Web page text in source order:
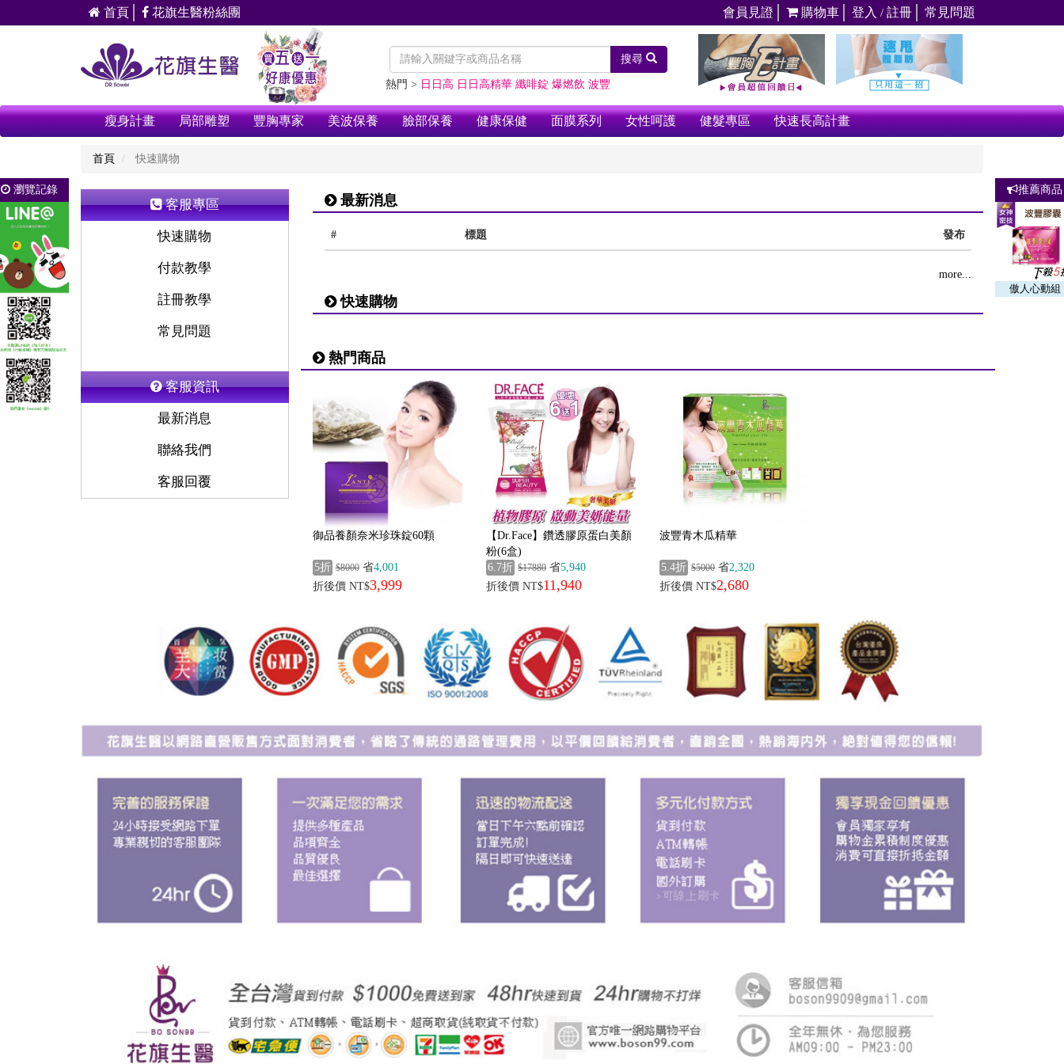
瀏覽記錄 推薦商品
傲人心動組
首頁 花旗生醫粉絲團 會員見證 購物車 登入 / 註冊 常見問題
搜尋
熱門 > 日日高 日日高精華 纖啡錠 爆燃飲 波豐
瘦身計畫 局部雕塑 豐胸專家 美波保養 臉部保養 健康保健 面膜系列 女性呵護 健髮專區 快速長高計畫
首頁 快速購物
客服專區
快速購物
付款教學
註冊教學
常見問題
客服資訊
最新消息
聯絡我們
客服回覆
最新消息
# 標題 發布
more...
快速購物
熱門商品
御品養顏奈米珍珠錠60顆
5折 $8000省4,001
折後價 NT$3,999
【Dr.Face】鑽透膠原蛋白美顏
粉(6盒)
6.7折 $17880省5,940
折後價 NT$11,940
波豐青木瓜精華
5.4折 $5000省2,320
折後價 NT$2,680